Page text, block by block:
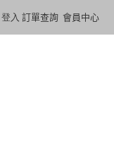
登入 訂單查詢 會員中心